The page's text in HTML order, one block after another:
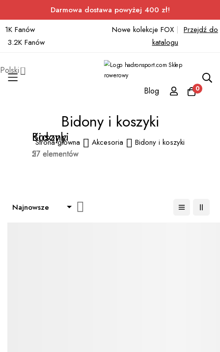
Darmowa dostawa powyżej 400 zł!
1K Fanów
3.2K Fanów
Nowe kolekcje FOX | Przejdź do
katalogu
Polski
Blog
0
Bidony i koszyki
Strona główna Akcesoria Bidony i koszyki
Bidony
27 elementów
Koszyki
57 elementów